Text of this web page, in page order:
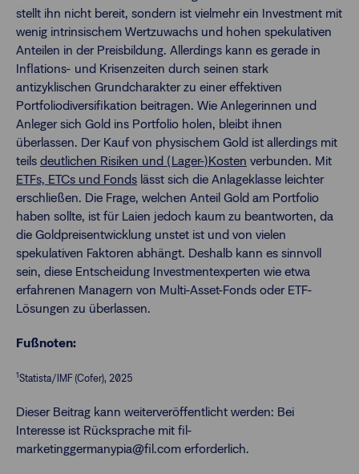
stellt ihn nicht bereit, sondern ist vielmehr ein Investment mit
wenig intrinsischem Wertzuwachs und hohen spekulativen
Anteilen in der Preisbildung. Allerdings kann es gerade in
Inflations- und Krisenzeiten durch seinen stark
antizyklischen Grundcharakter zu einer effektiven
Portfoliodiversifikation beitragen. Wie Anlegerinnen und
Anleger sich Gold ins Portfolio holen, bleibt ihnen
überlassen. Der Kauf von physischem Gold ist allerdings mit
teils deutlichen Risiken und (Lager-)Kosten verbunden. Mit
ETFs, ETCs und Fonds lässt sich die Anlageklasse leichter
erschließen. Die Frage, welchen Anteil Gold am Portfolio
haben sollte, ist für Laien jedoch kaum zu beantworten, da
die Goldpreisentwicklung unstet ist und von vielen
spekulativen Faktoren abhängt. Deshalb kann es sinnvoll
sein, diese Entscheidung Investmentexperten wie etwa
erfahrenen Managern von Multi-Asset-Fonds oder ETF-
Lösungen zu überlassen.
Fußnoten:
1Statista/IMF (Cofer), 2025
Dieser Beitrag kann weiterveröffentlicht werden: Bei
Interesse ist Rücksprache mit fil-
marketinggermanypia@fil.com erforderlich.